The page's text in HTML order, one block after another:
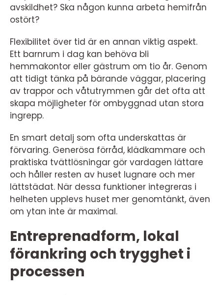
avskildhet? Ska någon kunna arbeta hemifrån
ostört?
Flexibilitet över tid är en annan viktig aspekt.
Ett barnrum i dag kan behöva bli
hemmakontor eller gästrum om tio år. Genom
att tidigt tänka på bärande väggar, placering
av trappor och våtutrymmen går det ofta att
skapa möjligheter för ombyggnad utan stora
ingrepp.
En smart detalj som ofta underskattas är
förvaring. Generösa förråd, klädkammare och
praktiska tvättlösningar gör vardagen lättare
och håller resten av huset lugnare och mer
lättstädat. När dessa funktioner integreras i
helheten upplevs huset mer genomtänkt, även
om ytan inte är maximal.
Entreprenadform, lokal
förankring och trygghet i
processen